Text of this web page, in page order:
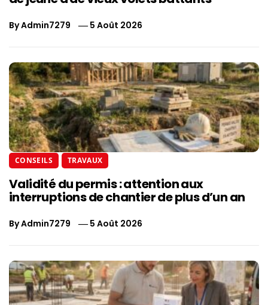
ByAdmin7279 5 Août 2026
CONSEILS TRAVAUX
Validité du permis : attention aux
interruptions de chantier de plus d’un an
ByAdmin7279 5 Août 2026